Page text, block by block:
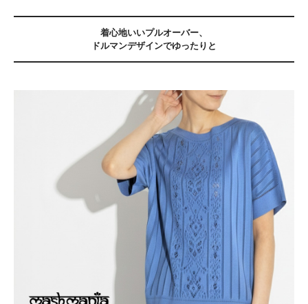
着心地いいプルオーバー、
ドルマンデザインでゆったりと